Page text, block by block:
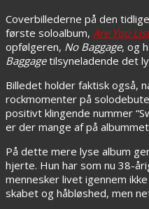
Coverbillederne på den
første soloalbum, Are You
opfølgeren, No Baggage, og
Baggagetilsyneladende det
Billedet holder faktisk også,
rockmomenter på
positivt klingende nummer
er der mange af på
På dette mere lyse album
hjerte. Hun har som nu 38-
mennesker livet igennem
skabet og håbløshed, men